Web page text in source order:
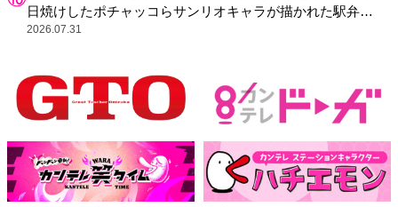
日焼けしたポチャッコらサンリオキャラが描かれた駅弁や
グッズが登場
2026.07.31